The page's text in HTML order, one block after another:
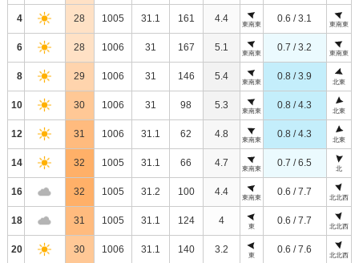
4 28 1005 31.1 161 4.4
東南東
0.6 / 3.1
東南東
6 28 1006 31 167 5.1
東南東
0.7 / 3.2
東南東
8 29 1006 31 146 5.4
東南東
0.8 / 3.9
北東
10 30 1006 31 98 5.3
東南東
0.8 / 4.3
北東
12 31 1006 31.1 62 4.8
東南東
0.8 / 4.3
北東
14 32 1005 31.1 66 4.7
東南東
0.7 / 6.5
北
16 32 1005 31.2 100 4.4
東南東
0.6 / 7.7
北北西
18 31 1005 31.1 124 4
東
0.6 / 7.7
北北西
20 30 1006 31.1 140 3.2
東
0.6 / 7.6
北北西